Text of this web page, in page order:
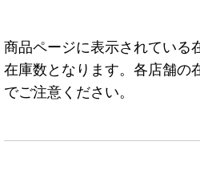
商品ページに表示されている
在庫数となります。各店舗の
でご注意ください。